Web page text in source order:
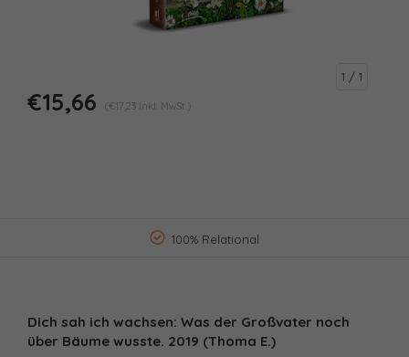
1 / 1
€15,66 (€17,23 Inkl. MwSt.)
100% Relational
Dich sah ich wachsen: Was der Großvater noch
über Bäume wusste. 2019 (Thoma E.)